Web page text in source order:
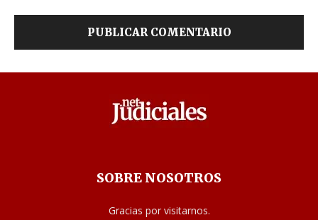
SOBRE NOSOTROS
Gracias por visitarnos.